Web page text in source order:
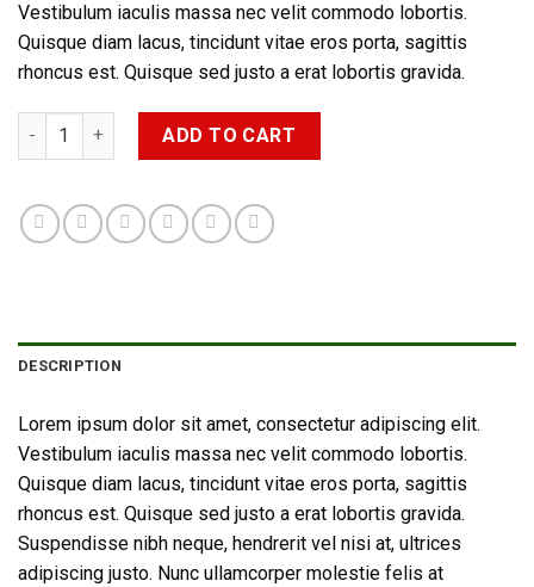
Vestibulum iaculis massa nec velit commodo lobortis.
Quisque diam lacus, tincidunt vitae eros porta, sagittis
rhoncus est. Quisque sed justo a erat lobortis gravida.
Bjorn Tee SS Jack & Jones quantity
ADD TO CART
DESCRIPTION
Lorem ipsum dolor sit amet, consectetur adipiscing elit.
Vestibulum iaculis massa nec velit commodo lobortis.
Quisque diam lacus, tincidunt vitae eros porta, sagittis
rhoncus est. Quisque sed justo a erat lobortis gravida.
Suspendisse nibh neque, hendrerit vel nisi at, ultrices
adipiscing justo. Nunc ullamcorper molestie felis at